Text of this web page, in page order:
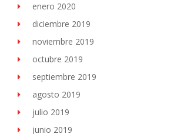
enero 2020
diciembre 2019
noviembre 2019
octubre 2019
septiembre 2019
agosto 2019
julio 2019
junio 2019